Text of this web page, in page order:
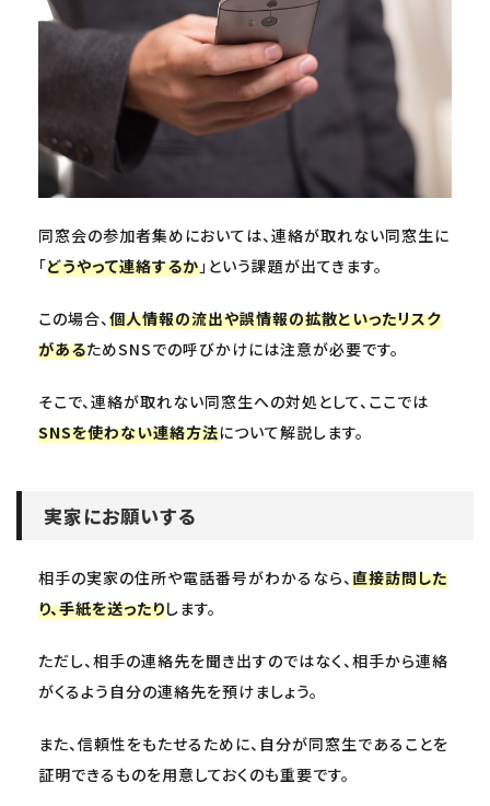
同窓会の参加者集めにおいては、連絡が取れない同窓生に
「どうやって連絡するか」という課題が出てきます。
この場合、 個人情報の流出や誤情報の拡散といったリスク
があるためSNSでの呼びかけには注意が必要です。
そこで、連絡が取れない同窓生への対処として、ここでは
SNSを使わない連絡方法について解説します。
実家にお願いする
相手の実家の住所や電話番号がわかるなら、 直接訪問した
り、手紙を送ったりします。
ただし、相手の連絡先を聞き出すのではなく、相手から連絡
がくるよう自分の連絡先を預けましょう。
また、信頼性をもたせるために、自分が同窓生であることを
証明できるものを用意しておくのも重要です。